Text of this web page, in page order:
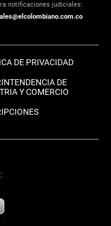
notificaciones judiciales:
DE PRIVACIDAD
DE
Y COMERCIO